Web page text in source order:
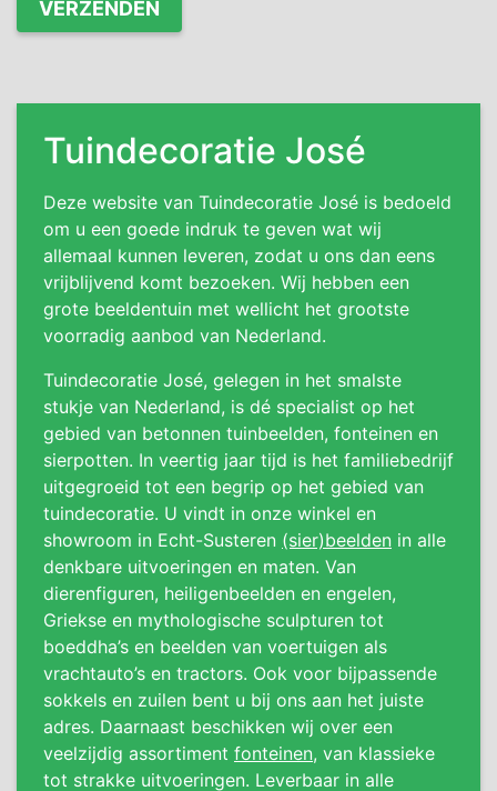
Tuindecoratie José
Deze website van Tuindecoratie José is bedoeld
om u een goede indruk te geven wat wij
allemaal kunnen leveren, zodat u ons dan eens
vrijblijvend komt bezoeken. Wij hebben een
grote beeldentuin met wellicht het grootste
voorradig aanbod van Nederland.
Tuindecoratie José, gelegen in het smalste
stukje van Nederland, is dé specialist op het
gebied van betonnen tuinbeelden, fonteinen en
sierpotten. In veertig jaar tijd is het familiebedrijf
uitgegroeid tot een begrip op het gebied van
tuindecoratie. U vindt in onze winkel en
showroom in Echt-Susteren (sier)beelden in alle
denkbare uitvoeringen en maten. Van
dierenfiguren, heiligenbeelden en engelen,
Griekse en mythologische sculpturen tot
boeddha’s en beelden van voertuigen als
vrachtauto’s en tractors. Ook voor bijpassende
sokkels en zuilen bent u bij ons aan het juiste
adres. Daarnaast beschikken wij over een
veelzijdig assortiment fonteinen, van klassieke
tot strakke uitvoeringen. Leverbaar in alle